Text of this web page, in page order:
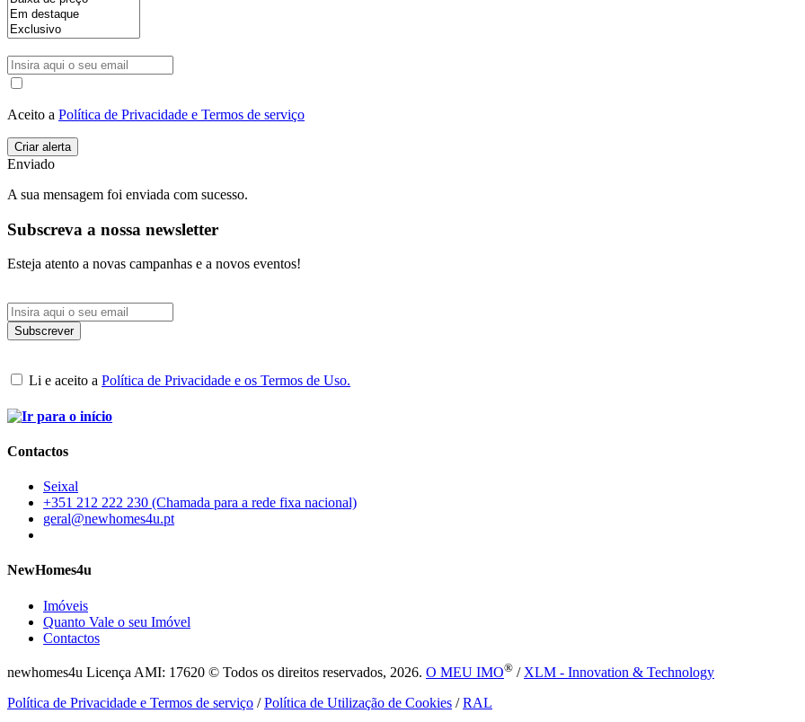
Aceito a Política de Privacidade e Termos de serviço
Enviado
A sua mensagem foi enviada com sucesso.
Subscreva a nossa newsletter
Esteja atento a novas campanhas e a novos eventos!
Li e aceito a Política de Privacidade e os Termos de Uso.
Contactos
Seixal
+351 212 222 230 (Chamada para a rede fixa nacional)
geral@newhomes4u.pt
NewHomes4u
Imóveis
Quanto Vale o seu Imóvel
Contactos
newhomes4u Licença AMI: 17620 © Todos os direitos reservados, 2026. O MEU IMO® / XLM - Innovation & Technology
Política de Privacidade e Termos de serviço /Política de Utilização de Cookies /RAL